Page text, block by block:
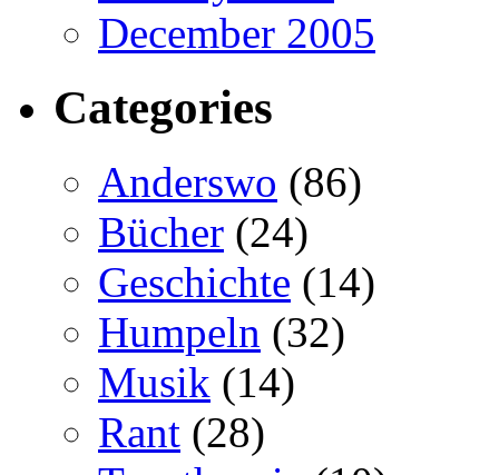
December 2005
Categories
Anderswo (86)
Bücher (24)
Geschichte (14)
Humpeln (32)
Musik (14)
Rant (28)